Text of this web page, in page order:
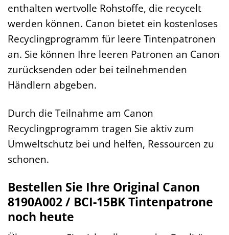
enthalten wertvolle Rohstoffe, die recycelt
werden können. Canon bietet ein kostenloses
Recyclingprogramm für leere Tintenpatronen
an. Sie können Ihre leeren Patronen an Canon
zurücksenden oder bei teilnehmenden
Händlern abgeben.
Durch die Teilnahme am Canon
Recyclingprogramm tragen Sie aktiv zum
Umweltschutz bei und helfen, Ressourcen zu
schonen.
Bestellen Sie Ihre Original Canon
8190A002 / BCI-15BK Tintenpatrone
noch heute